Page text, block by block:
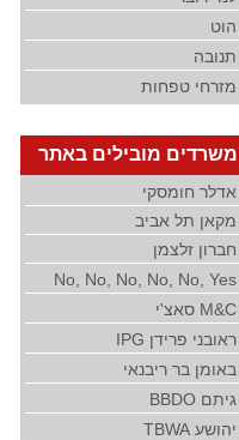
הוט
תנובה
מזרחי טפחות
משרדים מובילים באתר
אדלר חומסקי
מקאן תל אביב
חברון זלצמן
No, No, No, No, No, Yes
M&C סאצ'י
ראובני פרידן IPG
באומן בר ריבנאי
גיתם BBDO
יהושע TBWA